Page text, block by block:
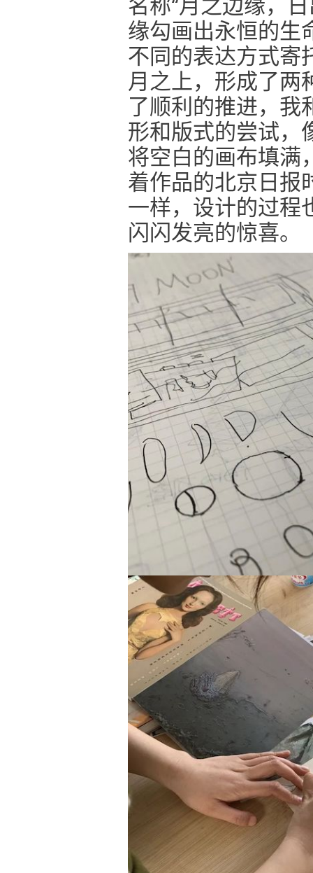
名称“月之边缘，
缘勾画出永恒的生
不同的表达方式寄
月之上，形成了两
了顺利的推进，我
形和版式的尝试，
将空白的画布填满
着作品的北京日报
一样，设计的过程
闪闪发亮的惊喜。